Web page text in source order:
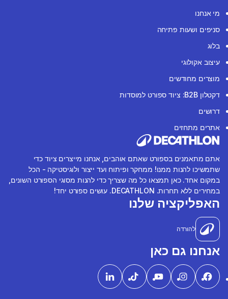
מי אנחנו
סניפים ושעות פתיחה
בלוג
עיצוב אקולוגי
מוצרים מחודשים
דקטלון B2B: ציוד ספורט למוסדות
דרושים
אתרים מתחזים
אתם מתאמנים בספורט שאתם אוהבים, אנחנו מייצרים ציוד כדי
שתמשיכו להנות ממנו! ממחקר ופיתוח ועד ייצור ולוגיסטיקה - הכל
במקום אחד. כאן תמצאו כל מה שצריך כדי להנות מסוגי הספורט השונים,
במחירים ללא תחרות. DECATHLON. עושים ספורט יחד!
האפליקציה שלנו
להורדה
אנחנו גם כאן